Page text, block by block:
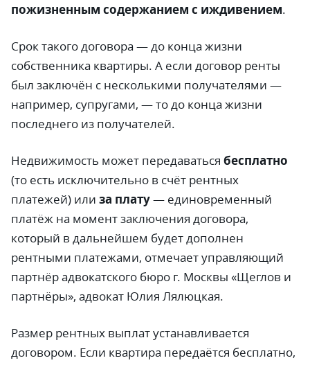
пожизненным содержанием с иждивением.
Срок такого договора —до конца жизни
собственника квартиры. А если договор ренты
был заключён с несколькими получателями —
например, супругами, —то до конца жизни
последнего из получателей.
Недвижимость может передаваться бесплатно
(то есть исключительно в счёт рентных
платежей) или за плату— единовременный
платёж на момент заключения договора,
который в дальнейшем будет дополнен
рентными платежами, отмечает управляющий
партнёр адвокатского бюро г. Москвы «Щеглов и
партнёры», адвокат Юлия Лялюцкая.
Размер рентных выплат устанавливается
договором. Если квартира передаётся бесплатно,